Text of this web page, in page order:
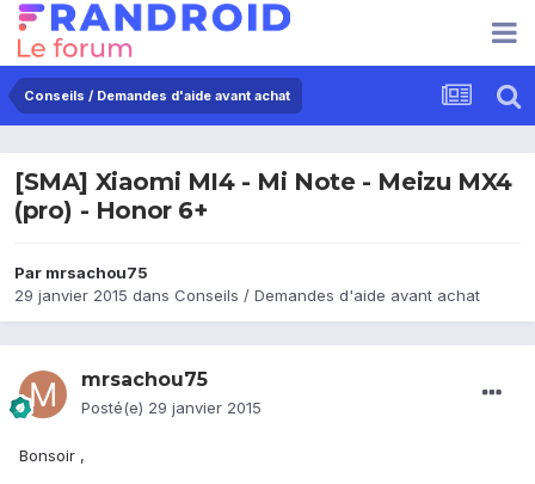
Conseils / Demandes d'aide avant achat
[SMA] Xiaomi MI4 - Mi Note - Meizu MX4
(pro) - Honor 6+
Par mrsachou75
29 janvier 2015 dans Conseils / Demandes d'aide avant achat
mrsachou75
Posté(e) 29 janvier 2015
Bonsoir ,